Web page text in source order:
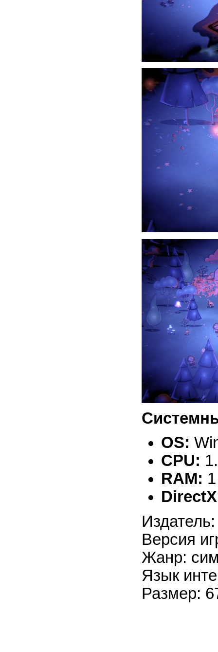
OS:
CPU:
RAM:
Версия
Жанр:
Язык
Размер: